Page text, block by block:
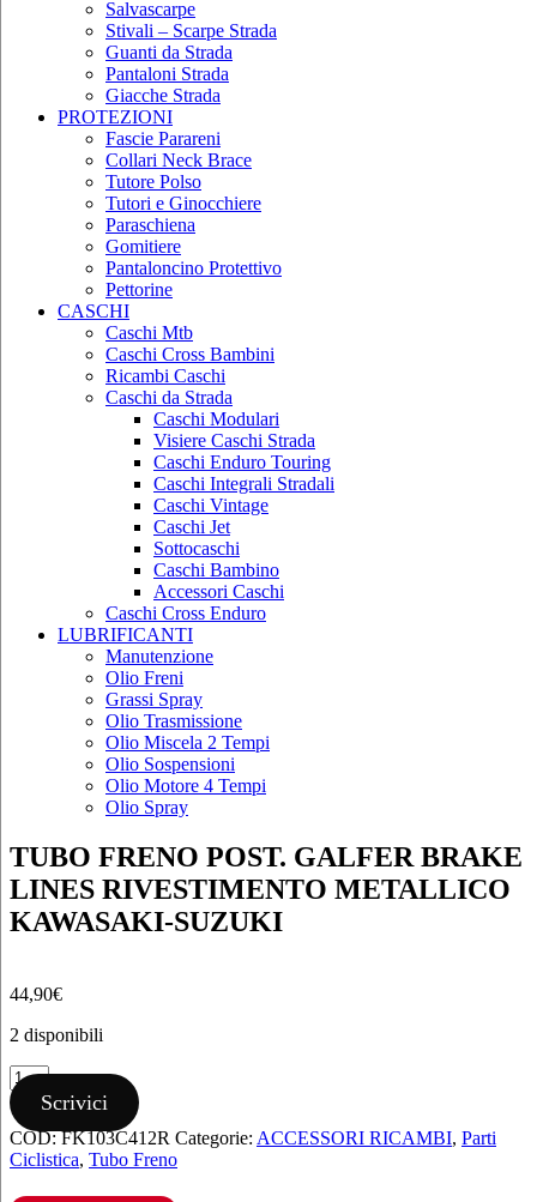
Salvascarpe
Stivali – Scarpe Strada
Guanti da Strada
Pantaloni Strada
Giacche Strada
PROTEZIONI
Fascie Parareni
Collari Neck Brace
Tutore Polso
Tutori e Ginocchiere
Paraschiena
Gomitiere
Pantaloncino Protettivo
Pettorine
CASCHI
Caschi Mtb
Caschi Cross Bambini
Ricambi Caschi
Caschi da Strada
Caschi Modulari
Visiere Caschi Strada
Caschi Enduro Touring
Caschi Integrali Stradali
Caschi Vintage
Caschi Jet
Sottocaschi
Caschi Bambino
Accessori Caschi
Caschi Cross Enduro
LUBRIFICANTI
Manutenzione
Olio Freni
Grassi Spray
Olio Trasmissione
Olio Miscela 2 Tempi
Olio Sospensioni
Olio Motore 4 Tempi
Olio Spray
TUBO FRENO POST. GALFER BRAKE
LINES RIVESTIMENTO METALLICO
KAWASAKI-SUZUKI
44,90€
2 disponibili
TUBO
FRENO
POST.
GALFER
BRAKE
Scrivici
COD:FK103C412R Categorie: ACCESSORI RICAMBI, Parti
Ciclistica, Tubo Freno